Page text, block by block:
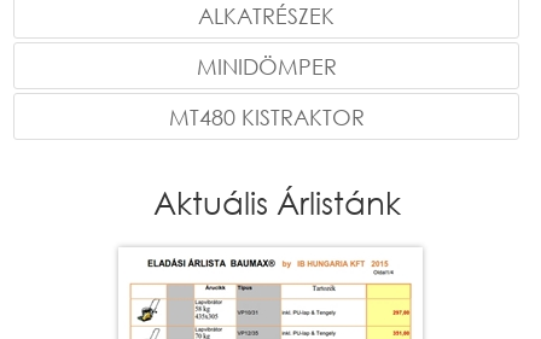
ALKATRÉSZEK
MINIDÖMPER
MT480 KISTRAKTOR
Aktuális Árlistánk